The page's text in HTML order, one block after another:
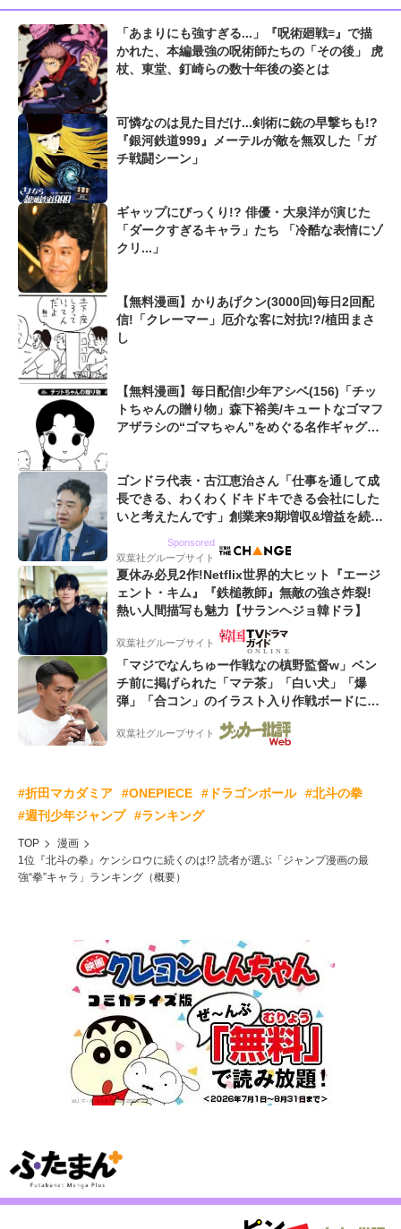
「あまりにも強すぎる...」『呪術廻戦≡』で描
かれた、本編最強の呪術師たちの「その後」 虎
杖、東堂、釘崎らの数十年後の姿とは
可憐なのは見た目だけ...剣術に銃の早撃ちも!?
『銀河鉄道999』メーテルが敵を無双した「ガ
チ戦闘シーン」
ギャップにびっくり!? 俳優・大泉洋が演じた
「ダークすぎるキャラ」たち 「冷酷な表情にゾ
クリ...」
【無料漫画】かりあげクン(3000回)毎日2回配
信!「クレーマー」厄介な客に対抗!?/植田まさ
し
【無料漫画】毎日配信!少年アシベ(156)「チッ
トちゃんの贈り物」森下裕美/キュートなゴマフ
アザラシの“ゴマちゃん”をめぐる名作ギャグ4
ゴンドラ代表・古江恵治さん「仕事を通して成
長できる、わくわくドキドキできる会社にした
いと考えたんです」創業来9期増収&増益を続け
Sponsored
双葉社グループサイト
夏休み必見2作!Netflix世界的大ヒット『エージ
ェント・キム』『鉄槌教師』無敵の強さ炸裂!
熱い人間描写も魅力【サランヘジョ韓ドラ】
双葉社グループサイト
「マジでなんちゅー作戦なの槙野監督w」ベン
チ前に掲げられた「マテ茶」「白い犬」「爆
弾」「合コン」のイラスト入り作戦ボードにフ
ァン困惑!「想像よりデカくて吹いた」
双葉社グループサイト
#折田マカダミア #ONEPIECE #ドラゴンボール
#北斗の拳
#週刊少年ジャンプ
#ランキング
TOP
漫画
1位『北斗の拳』ケンシロウに続くのは!? 読者が選ぶ「ジャンプ漫画の最
強“拳”キャラ」ランキング（概要）